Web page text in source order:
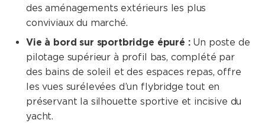
des aménagements extérieurs les plus
conviviaux du marché.
Vie à bord sur sportbridge épuré :Un poste de
pilotage supérieur à profil bas, complété par
des bains de soleil et des espaces repas, offre
les vues surélevées d’un flybridge tout en
préservant la silhouette sportive et incisive du
yacht.